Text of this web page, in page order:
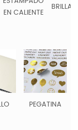
EN CALIENTE
PEGATINA